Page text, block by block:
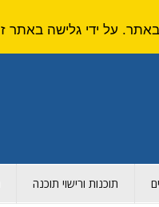
תוכנות ורישוי תוכנה